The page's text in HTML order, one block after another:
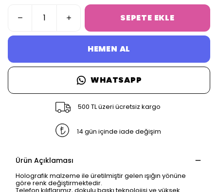
SEPETE EKLE
HEMEN AL
WHATSAPP
500 TL üzeri ücretsiz kargo
14 gün içinde iade değişim
Ürün Açıklaması
Holografik malzeme ile üretilmiştir gelen ışığın yönüne
göre renk değiştirmektedir.
Telefon kılıflarımız, dokulu baskı teknolojisi ve yüksek